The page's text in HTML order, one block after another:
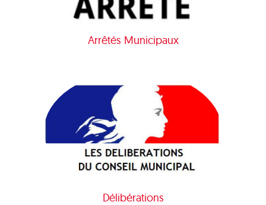
Arrêtés Municipaux
Délibérations